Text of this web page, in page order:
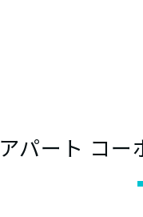
アパート コー